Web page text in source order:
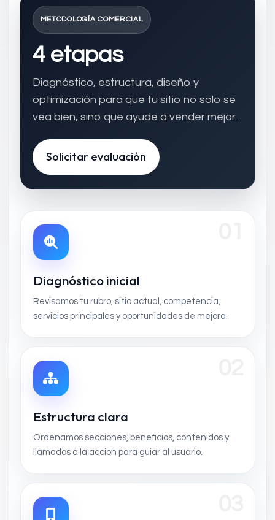
METODOLOGÍA COMERCIAL
4 etapas
Diagnóstico, estructura, diseño y
optimización para que tu sitio no solo se
vea bien, sino que ayude a vender mejor.
Solicitar evaluación
Diagnóstico inicial
Revisamos tu rubro, sitio actual, competencia,
servicios principales y oportunidades de mejora.
Estructura clara
Ordenamos secciones, beneficios, contenidos y
llamados a la acción para guiar al usuario.